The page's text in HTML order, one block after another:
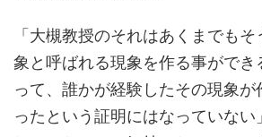
「大槻教授のそれはあくまでも
象と呼ばれる現象を作る事ができ
って、誰かが経験したその現象が
ったという証明にはなっていない